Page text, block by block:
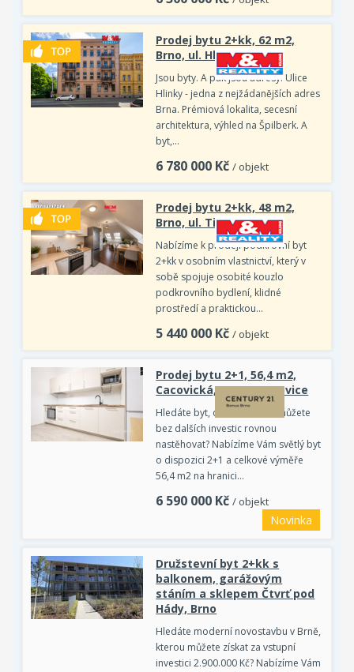
Prodej bytu 2+kk, 62 m2,
Brno, ul. Hlinky
Jsou byty. A pak jsou adresy. Ulice
Hlinky - jedna z nejžádanějších adres
Brna. Prémiová lokalita, secesní
architektura, výhled na Špilberk. A
byt,…
6 780 000 Kč / objekt
Prodej bytu 2+kk, 48 m2,
Brno, ul. Tilhonova
Nabízíme k prodeji podkrovní byt
2+kk v osobním vlastnictví, který v
sobě spojuje osobité kouzlo
podkrovního bydlení, klidné
prostředí a praktickou…
5 440 000 Kč / objekt
Prodej bytu 2+1, 56,4 m2,
Cacovická, Brno - Husovice
Hledáte byt, do kterého se můžete
bez dalších investic rovnou
nastěhovat? Nabízíme Vám světlý byt
o dispozici 2+1 a celkové výměře
56,4 m2 na hranici…
6 590 000 Kč / objekt
Novinka
Družstevní byt 2+kk s
balkonem, garážovým
stáním a sklepem Čtvrť pod
Hády, Brno
Hledáte moderní novostavbu v Brně,
kterou můžete získat za vstupní
investici 2.900.000 Kč? Nabízíme Vám